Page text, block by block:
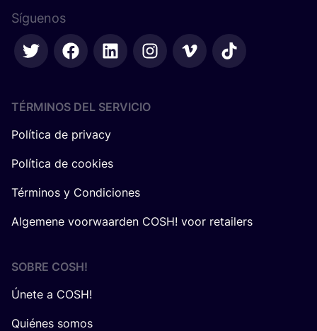
Síguenos
TÉRMINOS DEL SERVICIO
Política de privacy
Política de cookies
Términos y Condiciones
Algemene voorwaarden COSH! voor retailers
SOBRE COSH!
Únete a COSH!
Quiénes somos